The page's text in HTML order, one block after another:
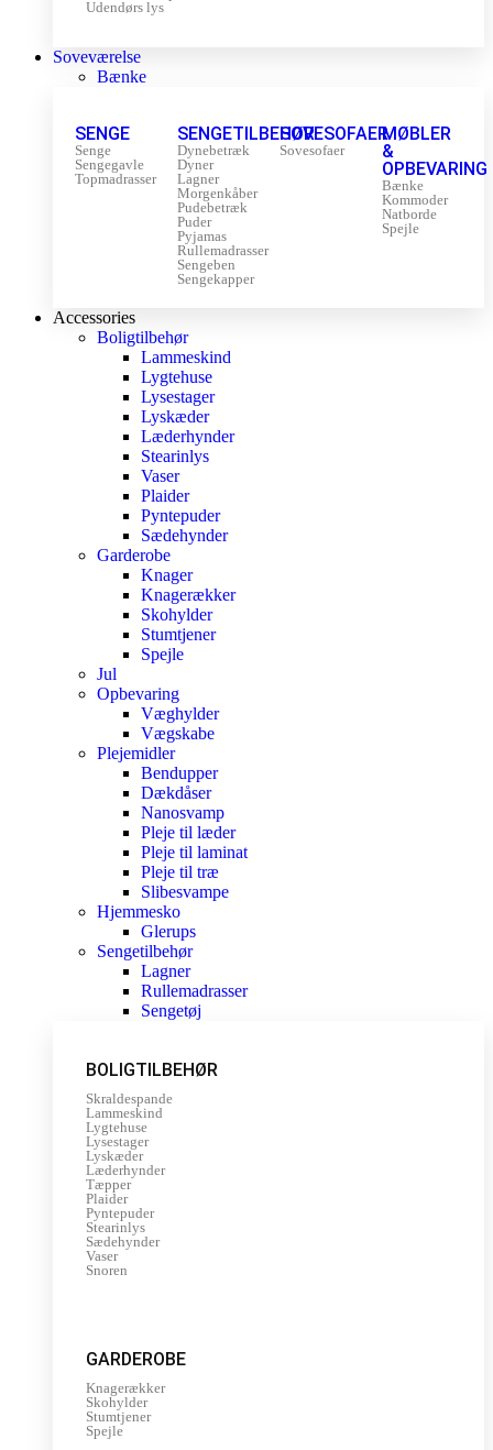
Udendørs lys
Soveværelse
Bænke
SENGE
Senge
Sengegavle
Topmadrasser
SENGETILBEHØR
Dynebetræk
Dyner
Lagner
Morgenkåber
Pudebetræk
Puder
Pyjamas
Rullemadrasser
Sengeben
Sengekapper
SOVESOFAER
Sovesofaer
MØBLER
&
OPBEVARING
Bænke
Kommoder
Natborde
Spejle
Accessories
Boligtilbehør
Lammeskind
Lygtehuse
Lysestager
Lyskæder
Læderhynder
Stearinlys
Vaser
Plaider
Pyntepuder
Sædehynder
Garderobe
Knager
Knagerækker
Skohylder
Stumtjener
Spejle
Jul
Opbevaring
Væghylder
Vægskabe
Plejemidler
Bendupper
Dækdåser
Nanosvamp
Pleje til læder
Pleje til laminat
Pleje til træ
Slibesvampe
Hjemmesko
Glerups
Sengetilbehør
Lagner
Rullemadrasser
Sengetøj
BOLIGTILBEHØR
Skraldespande
Lammeskind
Lygtehuse
Lysestager
Lyskæder
Læderhynder
Tæpper
Plaider
Pyntepuder
Stearinlys
Sædehynder
Vaser
Snoren
GARDEROBE
Knagerækker
Skohylder
Stumtjener
Spejle